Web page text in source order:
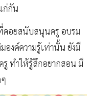
ก่กัน
คอยสนับสนุนครู อบรม
องค์ความรู้เท่านั้น ยังมี
รู ทำให้รู้สึกอยากสอน มี